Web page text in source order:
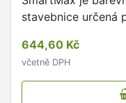
stavebnice určená
644,60 Kč
včetně DPH